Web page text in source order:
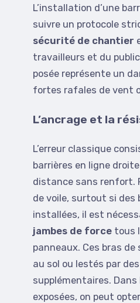
L’installation d’une
suivre un protocole
sécurité de chantier
travailleurs et du
posée représente un
fortes rafales de vent
L’ancrage et la
L’erreur classique
barrières en ligne
distance sans renfort.
de voile, surtout si des
installées, il est
jambes de force tous
panneaux. Ces bras
au sol ou lestés par
supplémentaires.
exposées, on peut